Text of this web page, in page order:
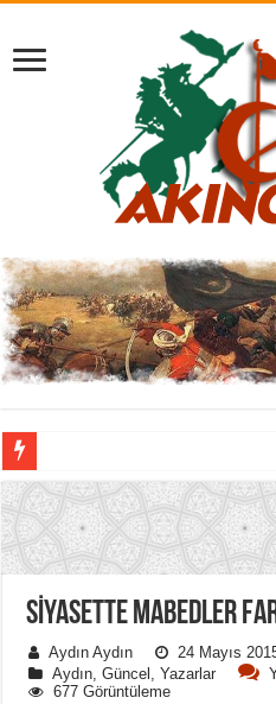
SİYASETTE MABEDLER
Aydın Aydın
24 Mayıs
Aydın ,Güncel ,Yazarlar
677 Görüntüleme